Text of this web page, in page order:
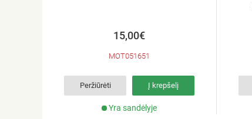
15,00€
MOT051651
Peržiūrėti Į krepšelį
Yra sandėlyje